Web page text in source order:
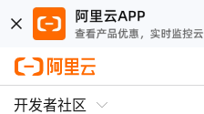
开发者社区